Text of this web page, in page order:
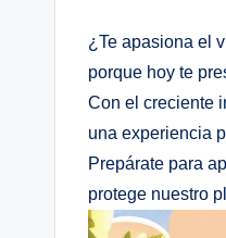
¿Te apasiona el
porque hoy te
Con el creciente
una experiencia
Prepárate para
protege nuestro